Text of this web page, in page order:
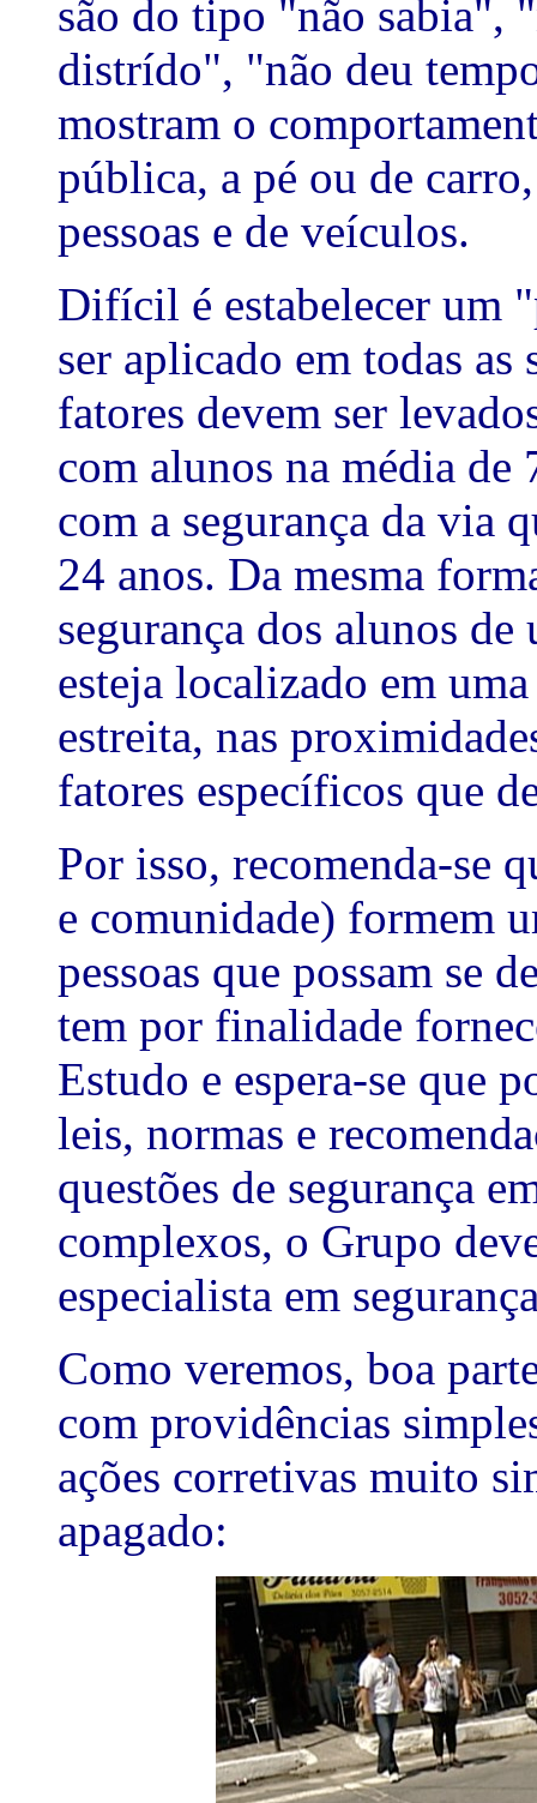
são do tipo "não sabia",
distrído", "não deu
mostram o
pública, a pé ou de
pessoas e de veículos.
Difícil é estabelecer um
ser aplicado em todas
fatores devem ser
com alunos na média de
com a segurança da via
24 anos. Da mesma
segurança dos alunos
esteja localizado em
estreita, nas
fatores específicos que
Por isso, recomenda-se
e comunidade) formem
pessoas que possam se
tem por finalidade
Estudo e espera-se que
leis, normas e
questões de segurança
complexos, o Grupo
especialista em
Como veremos, boa
com providências
ações corretivas muito
apagado: